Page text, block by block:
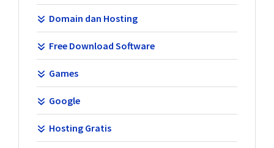
Domain dan Hosting
Free Download Software
Games
Google
Hosting Gratis